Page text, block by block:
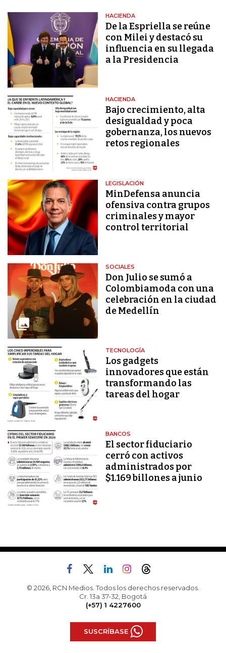
HACIENDA
De la Espriella se reúne
con Milei y destacó su
influencia en su llegada
a la Presidencia
HACIENDA
Bajo crecimiento, alta
desigualdad y poca
gobernanza, los nuevos
retos regionales
LEGISLACIÓN
MinDefensa anuncia
ofensiva contra grupos
criminales y mayor
control territorial
SOCIALES
Don Julio se sumó a
Colombiamoda con una
celebración en la ciudad
de Medellín
TECNOLOGÍA
Los gadgets
innovadores que están
transformando las
tareas del hogar
BANCOS
El sector fiduciario
cerró con activos
administrados por
$1.169 billones a junio
© 2026, RCN Medios. Todos los derechos reservados.
Cr. 13a 37-32, Bogotá
(+57) 1 4227600
SUSCRÍBASE